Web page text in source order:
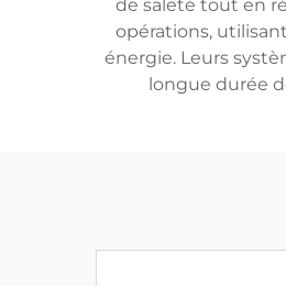
de saleté tout en
opérations,
énergie. Leurs
longue durée